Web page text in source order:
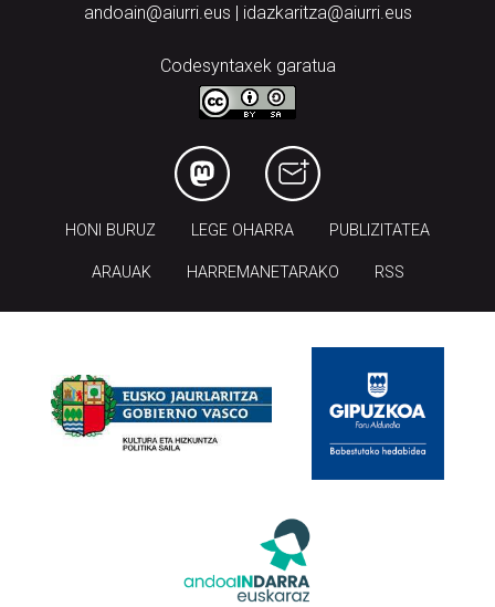
andoain@aiurri.eus | idazkaritza@aiurri.eus
Codesyntaxek garatua
HONI BURUZ LEGE OHARRA PUBLIZITATEA
ARAUAK HARREMANETARAKO RSS